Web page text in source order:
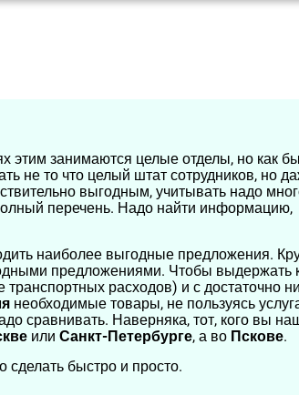
этим занимаются целые отделы, но как
не то что целый штат сотрудников, но
выгодным, учитывать надо
перечень. Надо найти информацию,
наиболее выгодные предложения.
предложениями. Чтобы выдержать
расходов) и с достаточно
необходимые товары, не пользуясь
сравнивать. Наверняка, тот, кого вы
или Санкт-Петербурге, а во Пскове.
сделать быстро и просто.